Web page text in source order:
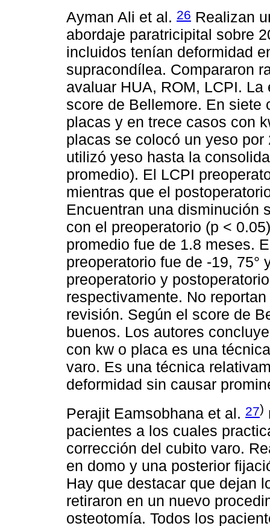
Ayman Ali et al. 26 Realizan
abordaje paratricipital sobre
incluidos tenían deformidad
supracondílea. Compararon
avaluar HUA, ROM, LCPI.
score de Bellemore. En
placas y en trece casos con
placas se colocó un yeso
utilizó yeso hasta la
promedio). El LCPI
mientras que el
Encuentran una disminución
con el preoperatorio (p <
promedio fue de 1.8 meses.
preoperatorio fue de -19, 75°
preoperatorio y
respectivamente. No
revisión. Según el score de
buenos. Los autores
con kw o placa es una
varo. Es una técnica
deformidad sin causar
Perajit Eamsobhana et al. 27)
pacientes a los cuales
corrección del cubito varo.
en domo y una posterior
Hay que destacar que dejan
retiraron en un nuevo
osteotomía. Todos los